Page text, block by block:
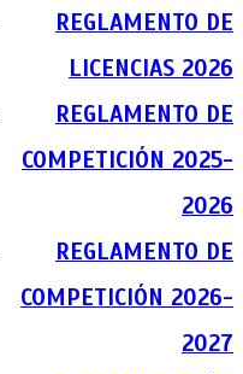
REGLAMENTO DE
LICENCIAS 2026
REGLAMENTO DE
COMPETICIÓN 2025-
2026
REGLAMENTO DE
COMPETICIÓN 2026-
2027